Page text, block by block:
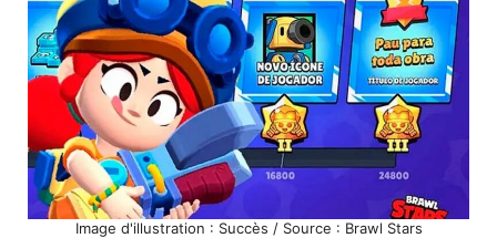
Image d'illustration : Succès / Source : Brawl Stars